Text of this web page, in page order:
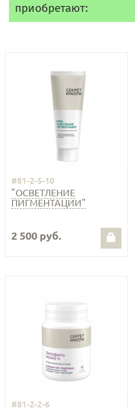
приобретают:
#81-2-5-10
"ОСВЕТЛЕНИЕ
ПИГМЕНТАЦИИ"
2 500 руб.
#81-2-2-6